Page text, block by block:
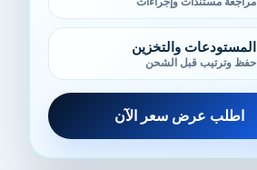
المستودعات والتخزين
حفظ وترتيب قبل الشحن
اطلب عرض سعر الآن